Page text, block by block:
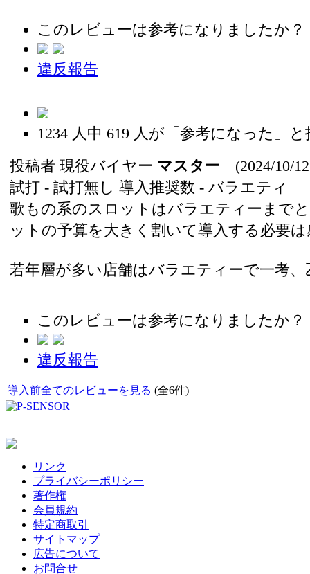
このレビューは参考になりましたか？
違反報告
1234 人中 619 人が「参考になった」
投稿者 現役バイヤー マスター (2024/10/
試打 - 試打無し 導入推奨数 - バラエティ
歌もの系のスロットはバラエティーまで
ットの予算を大きく割いて導入する必要
若年層が多い店舗はバラエティーで一考
このレビューは参考になりましたか？
違反報告
導入前全てのレビューを見る (全6件)
リンク
プライバシーポリシー
著作権
会員規約
特定商取引
サイトマップ
広告について
お問合せ